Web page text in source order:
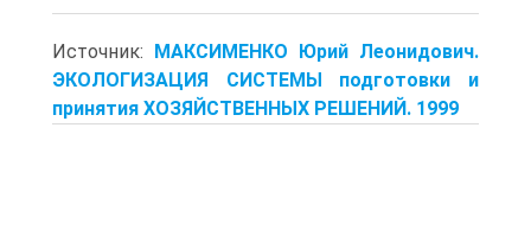
Источник: МАКСИМЕНКО Юрий Леонидович.
ЭКОЛОГИЗАЦИЯ СИСТЕМЫ подготовки и
принятия ХОЗЯЙСТВЕННЫХ РЕШЕНИЙ. 1999